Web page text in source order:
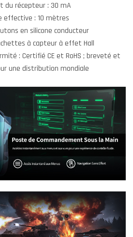
du récepteur : 30 mA
effective : 10 mètres
en silicone conducteur
à capteur à effet Hall
: Certifié CE et RoHS ; breveté et
une distribution mondiale